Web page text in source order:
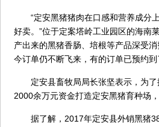
“定安黑猪猪肉在口感和营养成分上
好卖。”位于定案塔岭工业园区的海南
产出来的黑猪香肠、培根等产品深受
今订单仍不断飞来，有的订单已预约到
定安县畜牧局局长张坚表示，为了
2000余万元资金打造定安黑猪育种场
据了解，2017年定安县外销黑猪